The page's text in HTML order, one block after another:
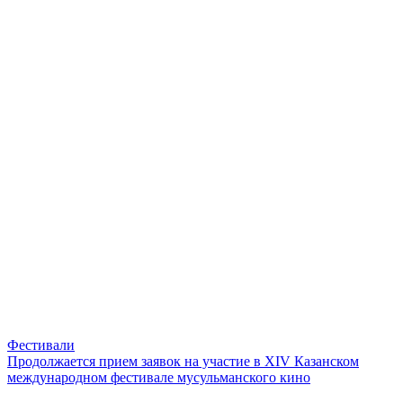
Фестивали
Продолжается прием заявок на участие в XIV Казанском
международном фестивале мусульманского кино